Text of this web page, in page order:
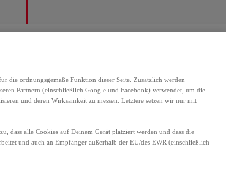
die ordnungsgemäße Funktion dieser Seite. Zusätzlich werden
Partnern (einschließlich Google und Facebook) verwendet, um die
und deren Wirksamkeit zu messen. Letztere setzen wir nur mit
dass alle Cookies auf Deinem Gerät platziert werden und dass die
und auch an Empfänger außerhalb der EU/des EWR (einschließlich